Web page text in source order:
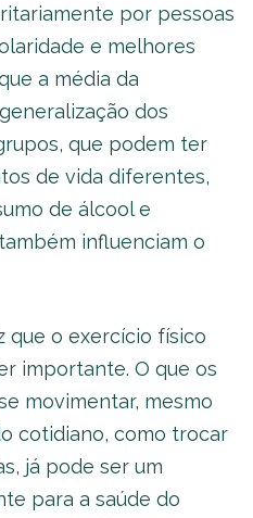
por pessoas
e melhores
a média da
dos
que podem ter
de vida diferentes,
de álcool e
influenciam o
que o exercício físico
importante. O que os
movimentar, mesmo
cotidiano, como trocar
já pode ser um
para a saúde do